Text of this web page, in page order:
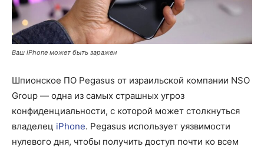
Ваш iPhone может быть заражен
Шпионское ПО Pegasus от израильской компании NSO
Group — одна из самых страшных угроз
конфиденциальности, с которой может столкнуться
владелец iPhone. Pegasus использует уязвимости
нулевого дня, чтобы получить доступ почти ко всем